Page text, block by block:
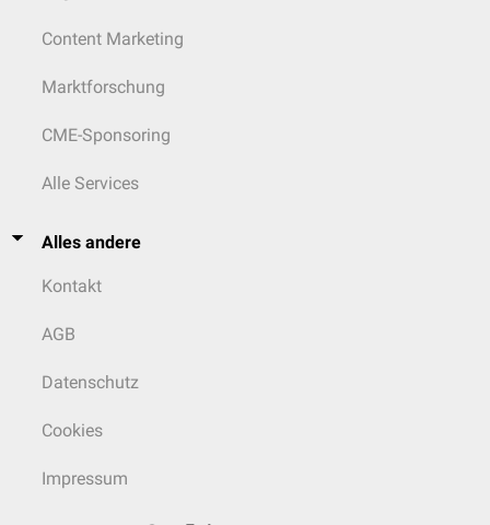
Content Marketing
Marktforschung
CME-Sponsoring
Alle Services
Alles andere
Kontakt
AGB
Datenschutz
Cookies
Impressum